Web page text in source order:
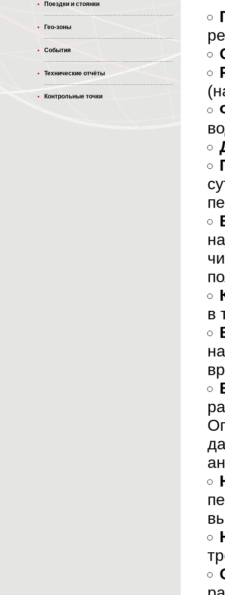
Поездки и стоянки
Гео-зоны
События
Технические отчёты
Контрольные точки
в